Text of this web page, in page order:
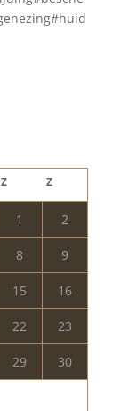
Z Z
1 2
8 9
15 16
22 23
29 30